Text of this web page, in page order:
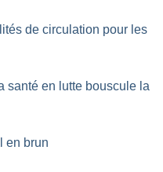
de circulation pour les
santé en lutte bouscule la
en brun